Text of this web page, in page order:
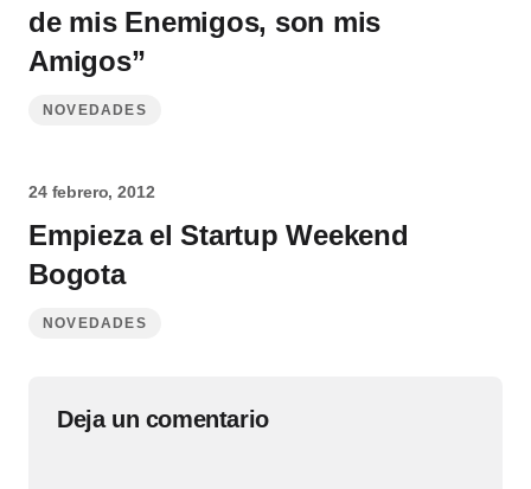
de mis Enemigos, son mis
Amigos”
NOVEDADES
24 febrero, 2012
Empieza el Startup Weekend
Bogota
NOVEDADES
Deja un comentario